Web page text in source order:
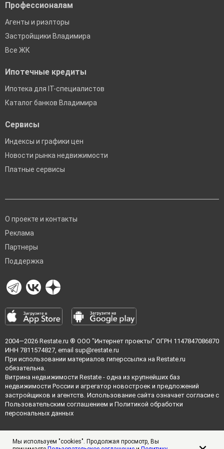
Профессионалам
Агенты и риэлторы
Застройщики Владимира
Все ЖК
Ипотечные кредиты
Ипотека для IT-специалистов
Каталог банков Владимира
Сервисы
Индексы и графики цен
Новости рынка недвижимости
Платные сервисы
О проекте и контакты
Реклама
Партнеры
Поддержка
2004—2026 Restate.ru ® ООО "Интернет проекты" ОГРН 1147847086870
ИНН 7811574827, email sup@restate.ru
При использовании материалов гиперссылка на Restate.ru
обязательна.
Витрина недвижимости Restate - одна из крупнейших баз
недвижимости России и агрегатор новостроек и предложений
застройщиков и агентств. Использование сайта означает согласие с
Пользовательским соглашением и Политикой обработки
персональных данных
Мы используем "cookies". Продолжая просмотр, Вы